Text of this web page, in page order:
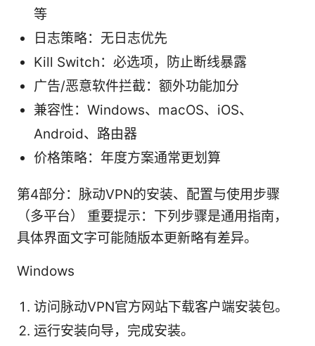
等
日志策略：无日志优先
Kill Switch：必选项，防止断线暴露
广告/恶意软件拦截：额外功能加分
兼容性：Windows、macOS、iOS、
Android、路由器
价格策略：年度方案通常更划算
第4部分：脉动VPN的安装、配置与使用步骤
（多平台） 重要提示：下列步骤是通用指南，
具体界面文字可能随版本更新略有差异。
Windows
访问脉动VPN官方网站下载客户端安装包。
运行安装向导，完成安装。